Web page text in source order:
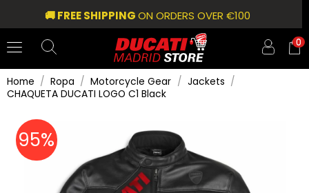
🚚 FREE SHIPPINGON ORDERS OVER €100
0
Home Ropa Motorcycle Gear
Jackets
CHAQUETA DUCATI LOGO C1 Black
95%